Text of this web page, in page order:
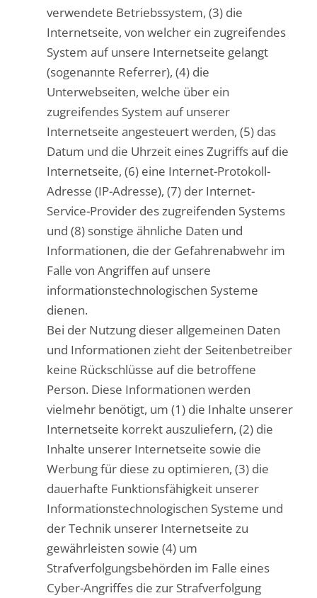
verwendete Betriebssystem, (3) die
Internetseite, von welcher ein zugreifendes
System auf unsere Internetseite gelangt
(sogenannte Referrer), (4) die
Unterwebseiten, welche über ein
zugreifendes System auf unserer
Internetseite angesteuert werden, (5) das
Datum und die Uhrzeit eines Zugriffs auf die
Internetseite, (6) eine Internet-Protokoll-
Adresse (IP-Adresse), (7) der Internet-
Service-Provider des zugreifenden Systems
und (8) sonstige ähnliche Daten und
Informationen, die der Gefahrenabwehr im
Falle von Angriffen auf unsere
informationstechnologischen Systeme
dienen.
Bei der Nutzung dieser allgemeinen Daten
und Informationen zieht der Seitenbetreiber
keine Rückschlüsse auf die betroffene
Person. Diese Informationen werden
vielmehr benötigt, um (1) die Inhalte unserer
Internetseite korrekt auszuliefern, (2) die
Inhalte unserer Internetseite sowie die
Werbung für diese zu optimieren, (3) die
dauerhafte Funktionsfähigkeit unserer
Informationstechnologischen Systeme und
der Technik unserer Internetseite zu
gewährleisten sowie (4) um
Strafverfolgungsbehörden im Falle eines
Cyber-Angriffes die zur Strafverfolgung